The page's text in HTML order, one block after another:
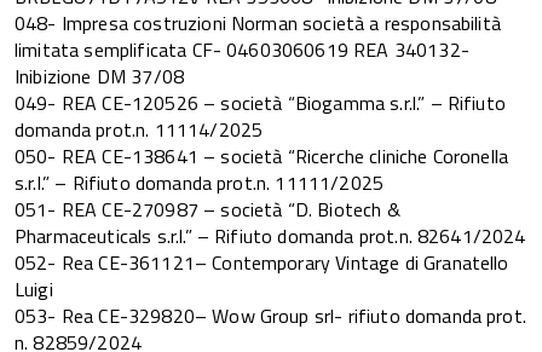
048- Impresa costruzioni Norman società a responsabilità
limitata semplificata CF- 04603060619 REA 340132-
Inibizione DM 37/08
049- REA CE-120526 – società “Biogamma s.r.l.” – Rifiuto
domanda prot.n. 11114/2025
050- REA CE-138641 – società “Ricerche cliniche Coronella
s.r.l.” – Rifiuto domanda prot.n. 11111/2025
051- REA CE-270987 – società “D. Biotech &
Pharmaceuticals s.r.l.” – Rifiuto domanda prot.n. 82641/2024
052- Rea CE-361121– Contemporary Vintage di Granatello
Luigi
053- Rea CE-329820– Wow Group srl- rifiuto domanda prot.
n. 82859/2024